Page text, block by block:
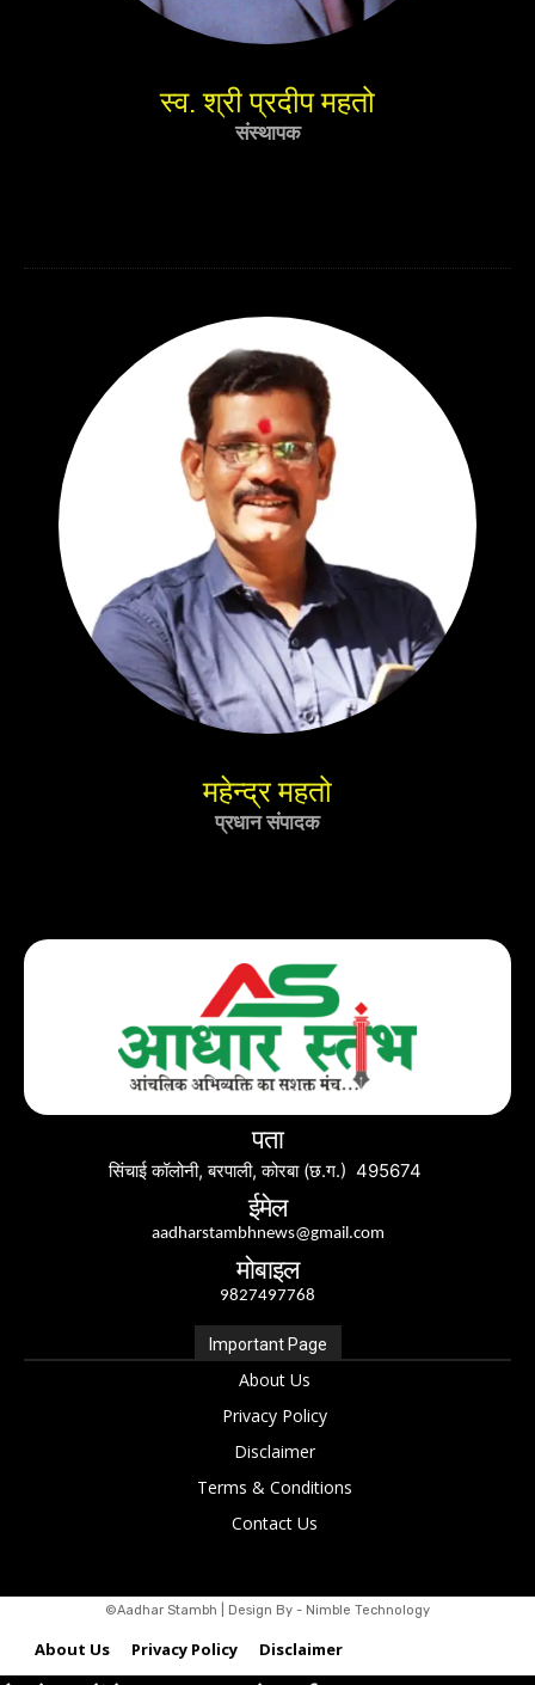
स्व. श्री प्रदीप महतो
संस्थापक
महेन्द्र महतो
प्रधान संपादक
पता
सिंचाई कॉलोनी, बरपाली, कोरबा (छ.ग.) 495674
ईमेल
aadharstambhnews@gmail.com
मोबाइल
9827497768
Important Page
About Us
Privacy Policy
Disclaimer
Terms & Conditions
Contact Us
©Aadhar Stambh | Design By - Nimble Technology
About Us Privacy Policy Disclaimer